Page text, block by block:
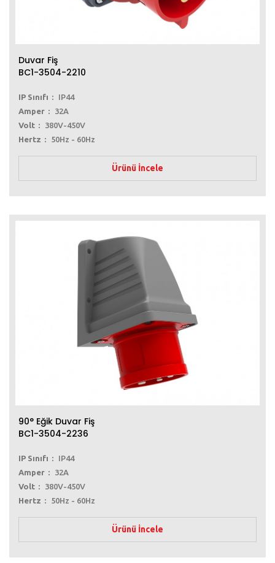
Duvar Fiş
BC1-3504-2210
IP Sınıfı
IP44
Amper
32A
Volt
380V-450V
Hertz
50Hz - 60Hz
Ürünü İncele
90° Eğik Duvar Fiş
BC1-3504-2236
IP Sınıfı
IP44
Amper
32A
Volt
380V-450V
Hertz
50Hz - 60Hz
Ürünü İncele